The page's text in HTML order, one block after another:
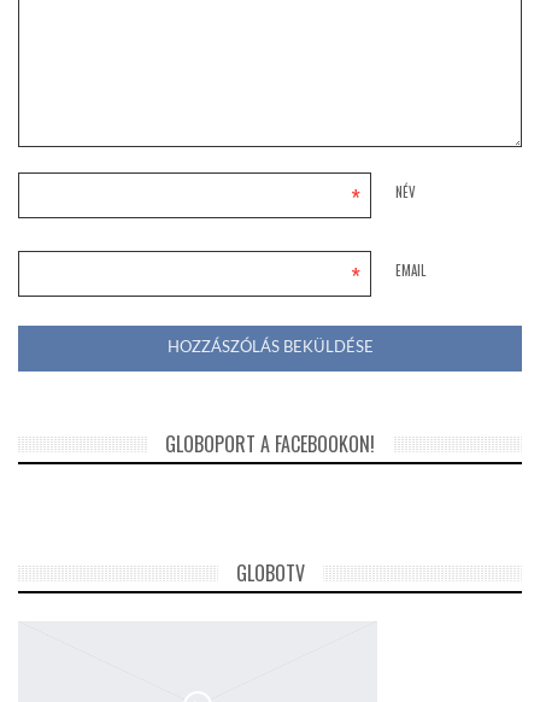
NÉV
*
EMAIL
*
GLOBOPORT A FACEBOOKON!
GLOBOTV